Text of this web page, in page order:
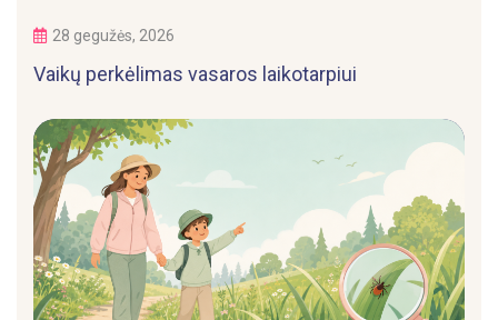
28 gegužės, 2026
Vaikų perkėlimas vasaros laikotarpiui